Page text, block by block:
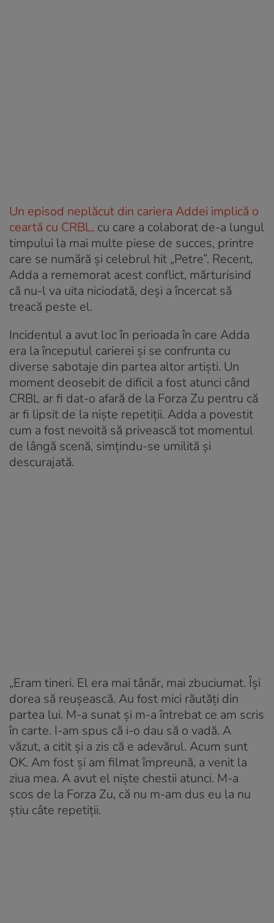
Un episod neplăcut din cariera Addei implică o
ceartă cu CRBL, cu care a colaborat de-a lungul
timpului la mai multe piese de succes, printre
care se numără și celebrul hit „Petre”. Recent,
Adda a rememorat acest conflict, mărturisind
că nu-l va uita niciodată, deși a încercat să
treacă peste el.
Incidentul a avut loc în perioada în care Adda
era la începutul carierei și se confrunta cu
diverse sabotaje din partea altor artiști. Un
moment deosebit de dificil a fost atunci când
CRBL ar fi dat-o afară de la Forza Zu pentru că
ar fi lipsit de la niște repetiții. Adda a povestit
cum a fost nevoită să privească tot momentul
de lângă scenă, simțindu-se umilită și
descurajată.
„Eram tineri. El era mai tânăr, mai zbuciumat. Își
dorea să reușească. Au fost mici răutăți din
partea lui. M-a sunat și m-a întrebat ce am scris
în carte. I-am spus că i-o dau să o vadă. A
văzut, a citit și a zis că e adevărul. Acum sunt
OK. Am fost și am filmat împreună, a venit la
ziua mea. A avut el niște chestii atunci. M-a
scos de la Forza Zu, că nu m-am dus eu la nu
știu câte repetiții.